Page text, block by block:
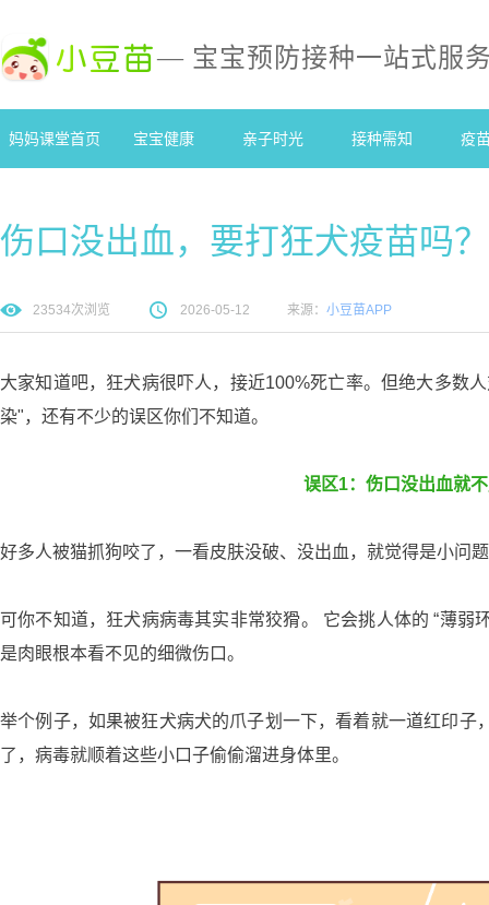
— 宝宝预防接种一站式服
妈妈课堂首页 宝宝健康 亲子时光 接种需知 疫
伤口没出血，要打狂犬疫苗吗
23534次浏览 2026-05-12 来源： 小豆苗APP
大家知道吧，狂犬病很吓人，接近100%死亡率。但绝大多数
染"，还有不少的误区你们不知道。
误区1：伤口没出血就
好多人被猫抓狗咬了，一看皮肤没破、没出血，就觉得是小问
可你不知道，狂犬病病毒其实非常狡猾。 它会挑人体的 “薄
是肉眼根本看不见的细微伤口。
举个例子，如果被狂犬病犬的爪子划一下，看着就一道红印子
了，病毒就顺着这些小口子偷偷溜进身体里。